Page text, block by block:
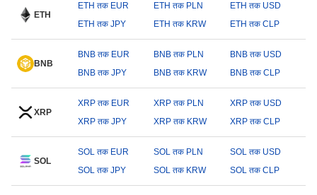
ETH
ETH तक EUR ETH तक PLN
ETH तक USD
ETH तक JPY
ETH तक KRW ETH तक CLP
BNB
BNB तक EUR BNB तक PLN
BNB तक USD
BNB तक JPY
BNB तक KRW BNB तक CLP
XRP
XRP तक EUR XRP तक PLN
XRP तक USD
XRP तक JPY
XRP तक KRW XRP तक CLP
SOL
SOL तक EUR SOL तक PLN
SOL तक USD
SOL तक JPY
SOL तक KRW SOL तक CLP